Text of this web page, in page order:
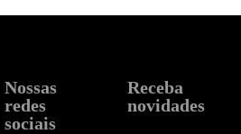
Nossas
redes
sociais
Receba
novidades